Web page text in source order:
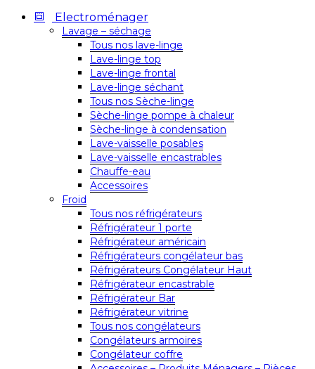
Electroménager
Lavage – séchage
Tous nos lave-linge
Lave-linge top
Lave-linge frontal
Lave-linge séchant
Tous nos Sèche-linge
Sèche-linge pompe à chaleur
Sèche-linge à condensation
Lave-vaisselle posables
Lave-vaisselle encastrables
Chauffe-eau
Accessoires
Froid
Tous nos réfrigérateurs
Réfrigérateur 1 porte
Réfrigérateur américain
Réfrigérateurs congélateur bas
Réfrigérateurs Congélateur Haut
Réfrigérateur encastrable
Réfrigérateur Bar
Réfrigérateur vitrine
Tous nos congélateurs
Congélateurs armoires
Congélateur coffre